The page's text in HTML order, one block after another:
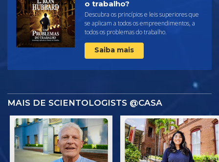
o trabalho?
Descubra os princípios e leis superiores que
se aplicam a todos os empreendimentos, a
todos os problemas do trabalho.
Saiba mais
MAIS DE SCIENTOLOGISTS @CASA